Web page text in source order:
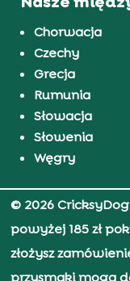
Chorwacja
Czechy
Grecja
Rumunia
Słowacja
Słowenia
Węgry
© 2026
powyżej 185 zł
złożysz
przysmaki mogą